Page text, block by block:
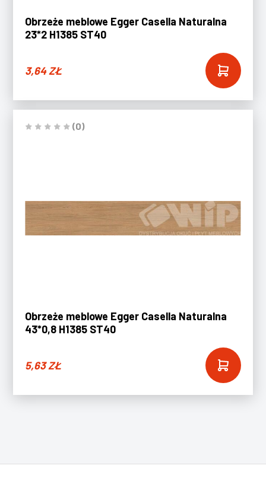
Obrzeże meblowe Egger Casella Naturalna
23*2 H1385 ST40
3,64ZŁ
(0)
Obrzeże meblowe Egger Casella Naturalna
43*0,8 H1385 ST40
5,63ZŁ